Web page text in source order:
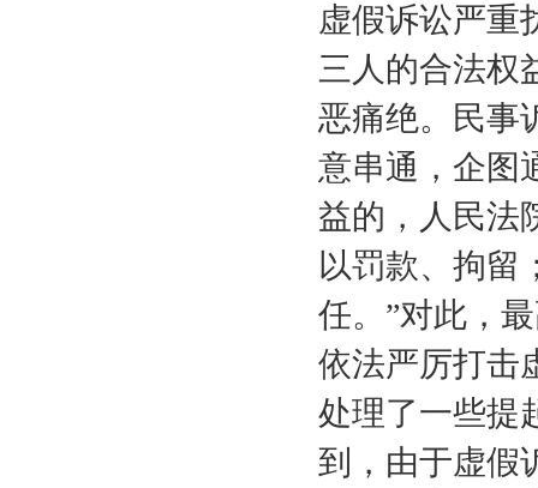
虚假诉讼严重
三人的合法权
恶痛绝。民事
意串通，企图
益的，人民法
以罚款、拘留
任。”对此，
依法严厉打击
处理了一些提
到，由于虚假